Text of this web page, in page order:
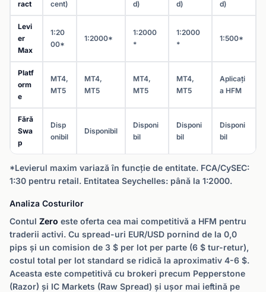
ract
cent)
d)
d)
d)
Levi
er
Max
1:20
00*
1:2000*
1:2000
*
1:2000
*
1:500*
Platf
orm
e
MT4,
MT5
MT4,
MT5
MT4,
MT5
MT4,
MT5
Aplicați
a HFM
Fără
Swa
p
Disp
onibil
Disponibil
Disponi
bil
Disponi
bil
Disponi
bil
*Levierul maxim variază în funcție de entitate. FCA/CySEC:
1:30 pentru retail. Entitatea Seychelles: până la 1:2000.
Analiza Costurilor
Contul Zero este oferta cea mai competitivă a HFM pentru
traderii activi. Cu spread-uri EUR/USD pornind de la 0,0
pips și un comision de 3 $ per lot per parte (6 $ tur-retur),
costul total per lot standard se ridică la aproximativ 4-6 $.
Aceasta este competitivă cu brokeri precum Pepperstone
(Razor) și IC Markets (Raw Spread) și ușor mai ieftină pe